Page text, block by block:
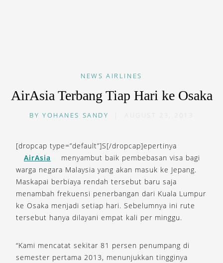
NEWS AIRLINES
AirAsia Terbang Tiap Hari ke Osaka
BYYOHANES SANDY AUGUST 23, 2013
[dropcap type=”default”]S[/dropcap]epertinya
AirAsia
menyambut baik pembebasan visa bagi
warga negara Malaysia yang akan masuk ke Jepang.
Maskapai berbiaya rendah tersebut baru saja
menambah frekuensi penerbangan dari Kuala Lumpur
ke Osaka menjadi setiap hari. Sebelumnya ini rute
tersebut hanya dilayani empat kali per minggu.
“Kami mencatat sekitar 81 persen penumpang di
semester pertama 2013, menunjukkan tingginya